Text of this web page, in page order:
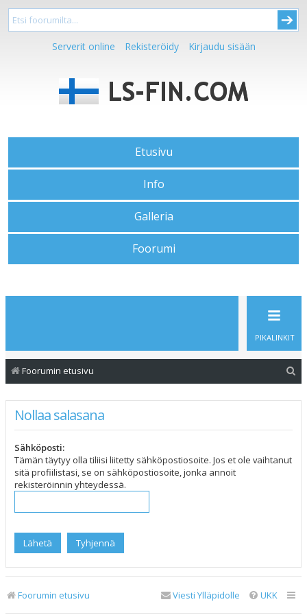
Serverit online Rekisteröidy Kirjaudu sisään
Etusivu
Info
Galleria
Foorumi
PIKALINKIT
Foorumin etusivu
Nollaa salasana
Sähköposti:
Tämän täytyy olla tiliisi liitetty sähköpostiosoite. Jos et ole vaihtanut
sitä profiilistasi, se on sähköpostiosoite, jonka annoit
rekisteröinnin yhteydessä.
Foorumin etusivu UKK
Viesti Ylläpidolle